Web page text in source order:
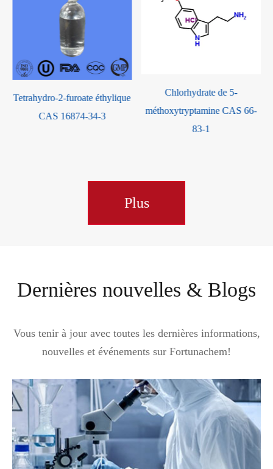
Tetrahydro-2-furoate éthylique
CAS 16874-34-3
Chlorhydrate de 5-
méthoxytryptamine CAS 66-
83-1
Plus
Dernières nouvelles & Blogs
Vous tenir à jour avec toutes les dernières informations,
nouvelles et événements sur Fortunachem!